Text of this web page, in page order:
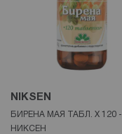
NIKSEN
БИРЕНА МАЯ ТАБЛ. Х 120 -
НИКСЕН